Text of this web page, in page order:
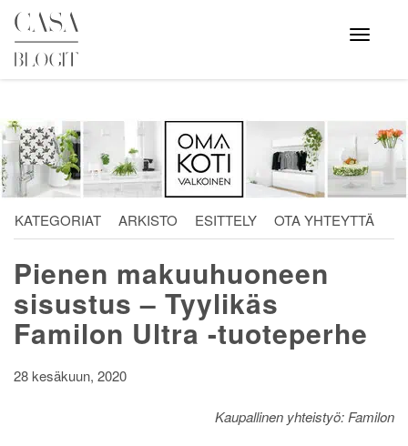
Skip
content
Avaa
valikko
KATEGORIAT ARKISTO ESITTELY OTA YHTEYTTÄ
Pienen makuuhuoneen
sisustus – Tyylikäs
Familon Ultra -tuoteperhe
28 kesäkuun, 2020
Kaupallinen yhteistyö: Familon